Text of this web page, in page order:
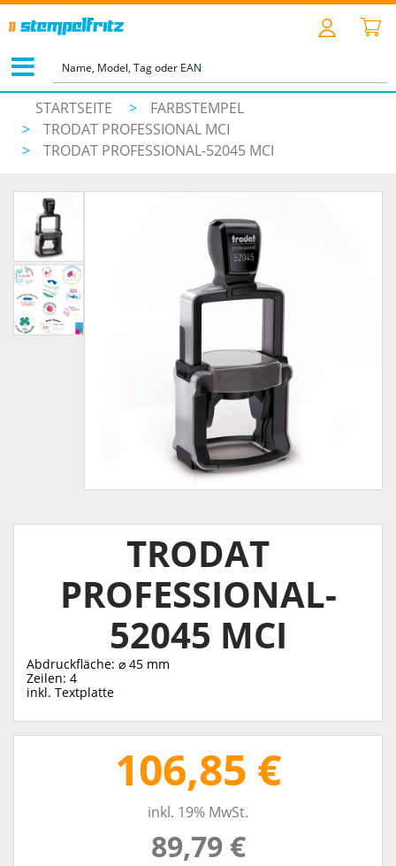
STARTSEITE >
FARBSTEMPEL
>
TRODAT PROFESSIONAL MCI
>
TRODAT PROFESSIONAL-52045 MCI
TRODAT
PROFESSIONAL-
52045 MCI
Abdruckfläche: ⌀ 45 mm
Zeilen: 4
inkl. Textplatte
106,85 €
inkl. 19% MwSt.
89,79 €